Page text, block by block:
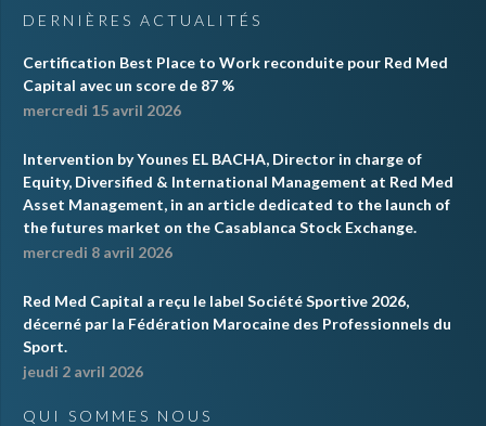
DERNIÈRES ACTUALITÉS
Certification Best Place to Work reconduite pour Red Med
Capital avec un score de 87 %
mercredi 15 avril 2026
Intervention by Younes EL BACHA, Director in charge of
Equity, Diversified & International Management at Red Med
Asset Management, in an article dedicated to the launch of
the futures market on the Casablanca Stock Exchange.
mercredi 8 avril 2026
Red Med Capital a reçu le label Société Sportive 2026,
décerné par la Fédération Marocaine des Professionnels du
Sport.
jeudi 2 avril 2026
QUI SOMMES NOUS